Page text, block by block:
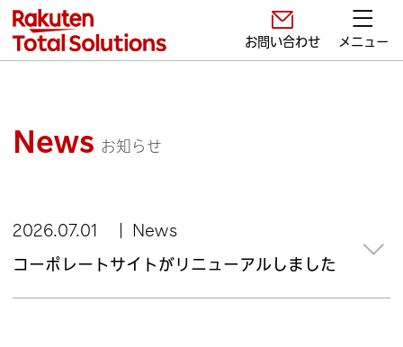
お問い合わせ メニュー
News お知らせ
2026.07.01 News
コーポレートサイトがリニューアルしました